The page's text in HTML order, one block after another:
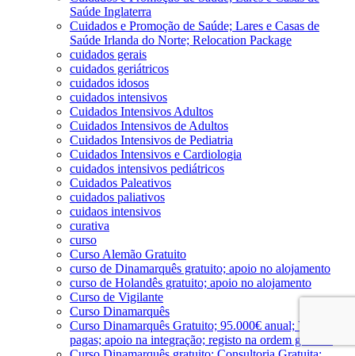
Saúde Inglaterra
Cuidados e Promoção de Saúde; Lares e Casas de
Saúde Irlanda do Norte; Relocation Package
cuidados gerais
cuidados geriátricos
cuidados idosos
cuidados intensivos
Cuidados Intensivos Adultos
Cuidados Intensivos de Adultos
Cuidados Intensivos de Pediatria
Cuidados Intensivos e Cardiologia
cuidados intensivos pediátricos
Cuidados Paleativos
cuidados paliativos
cuidaos intensivos
curativa
curso
Curso Alemão Gratuito
curso de Dinamarquês gratuito; apoio no alojamento
curso de Holandês gratuito; apoio no alojamento
Curso de Vigilante
Curso Dinamarquês
Curso Dinamarquês Gratuito; 95.000€ anual; Viagens
pagas; apoio na integração; registo na ordem gratuito